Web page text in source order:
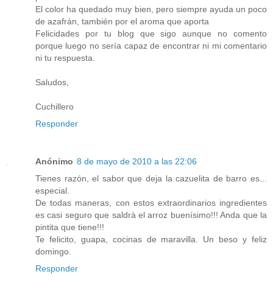
El color ha quedado muy bien, pero siempre ayuda un poco
de azafrán, también por el aroma que aporta
Felicidades por tu blog que sigo aunque no comento
porque luego no sería capaz de encontrar ni mi comentario
ni tu respuesta.
Saludos,
Cuchillero
Responder
Anónimo 8 de mayo de 2010 a las 22:06
Tienes razón, el sabor que deja la cazuelita de barro es...
especial.
De todas maneras, con estos extraordinarios ingredientes
es casi seguro que saldrà el arroz buenísimo!!! Anda que la
pintita que tiene!!!
Te felicito, guapa, cocinas de maravilla. Un beso y feliz
domingo.
Responder